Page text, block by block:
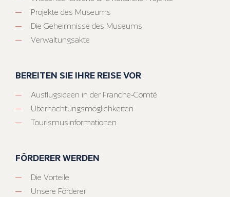
Projekte des Museums
Die Geheimnisse des Museums
Verwaltungsakte
BEREITEN SIE IHRE REISE VOR
Ausflugsideen in der Franche-Comté
Übernachtungsmöglichkeiten
Tourismusinformationen
FÖRDERER WERDEN
Die Vorteile
Unsere Förderer